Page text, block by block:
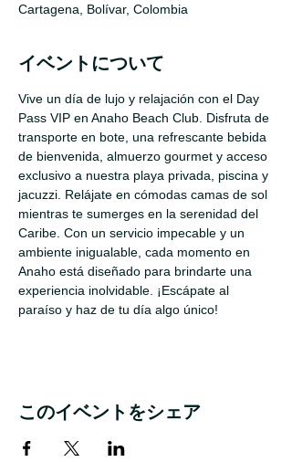
Cartagena, Bolívar, Colombia
イベントについて
Vive un día de lujo y relajación con el Day
Pass VIP en Anaho Beach Club. Disfruta de
transporte en bote, una refrescante bebida
de bienvenida, almuerzo gourmet y acceso
exclusivo a nuestra playa privada, piscina y
jacuzzi. Relájate en cómodas camas de sol
mientras te sumerges en la serenidad del
Caribe. Con un servicio impecable y un
ambiente inigualable, cada momento en
Anaho está diseñado para brindarte una
experiencia inolvidable. ¡Escápate al
paraíso y haz de tu día algo único!
このイベントをシェア